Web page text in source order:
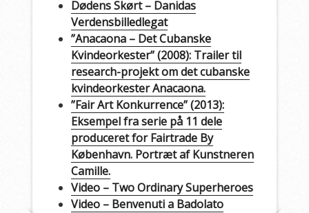
Dødens Skørt – Danidas
Verdensbilledlegat
”Anacaona – Det Cubanske
Kvindeorkester” (2008): Trailer til
research-projekt om det cubanske
kvindeorkester Anacaona.
”Fair Art Konkurrence” (2013):
Eksempel fra serie på 11 dele
produceret for Fairtrade By
København. Portræt af Kunstneren
Camille.
Video – Two Ordinary Superheroes
Video – Benvenuti a Badolato